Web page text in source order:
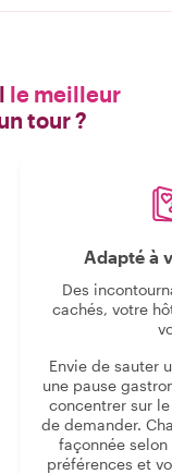
le meilleur
tour ?
Adapté à
Des
cachés, votre
Envie de sauter
une pause
concentrer sur
de demander.
façonnée
préférences et